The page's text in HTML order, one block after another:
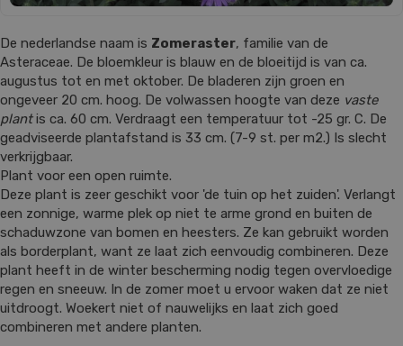
De nederlandse naam is Zomeraster, familie van de
Asteraceae. De bloemkleur is blauw en de bloeitijd is van ca.
augustus tot en met oktober. De bladeren zijn groen en
ongeveer 20 cm. hoog. De volwassen hoogte van deze vaste
plantis ca. 60 cm. Verdraagt een temperatuur tot -25 gr. C. De
geadviseerde plantafstand is 33 cm. (7-9 st. per m2.) Is slecht
verkrijgbaar.
Plant voor een open ruimte.
Deze plant is zeer geschikt voor 'de tuin op het zuiden'. Verlangt
een zonnige, warme plek op niet te arme grond en buiten de
schaduwzone van bomen en heesters. Ze kan gebruikt worden
als borderplant, want ze laat zich eenvoudig combineren. Deze
plant heeft in de winter bescherming nodig tegen overvloedige
regen en sneeuw. In de zomer moet u ervoor waken dat ze niet
uitdroogt. Woekert niet of nauwelijks en laat zich goed
combineren met andere planten.